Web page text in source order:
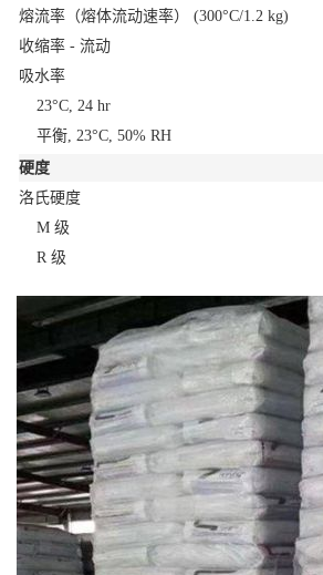
熔流率（熔体流动速率） (300°C/1.2 kg)
收缩率 - 流动
吸水率
23°C, 24 hr
平衡, 23°C, 50% RH
硬度
洛氏硬度
M 级
R 级